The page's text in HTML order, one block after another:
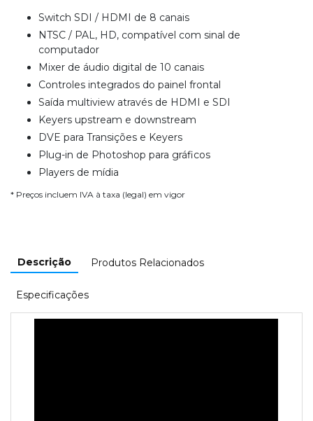
Switch SDI / HDMI de 8 canais
NTSC / PAL, HD, compatível com sinal de
computador
Mixer de áudio digital de 10 canais
Controles integrados do painel frontal
Saída multiview através de HDMI e SDI
Keyers upstream e downstream
DVE para Transições e Keyers
Plug-in de Photoshop para gráficos
Players de mídia
* Preços incluem IVA à taxa (legal) em vigor
Descrição Produtos Relacionados
Especificações